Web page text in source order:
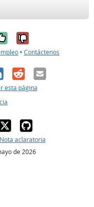
fue útil
No, no fue
• Contáctenos
RedditCorreo
esta página
Nota aclaratoria
de 2026